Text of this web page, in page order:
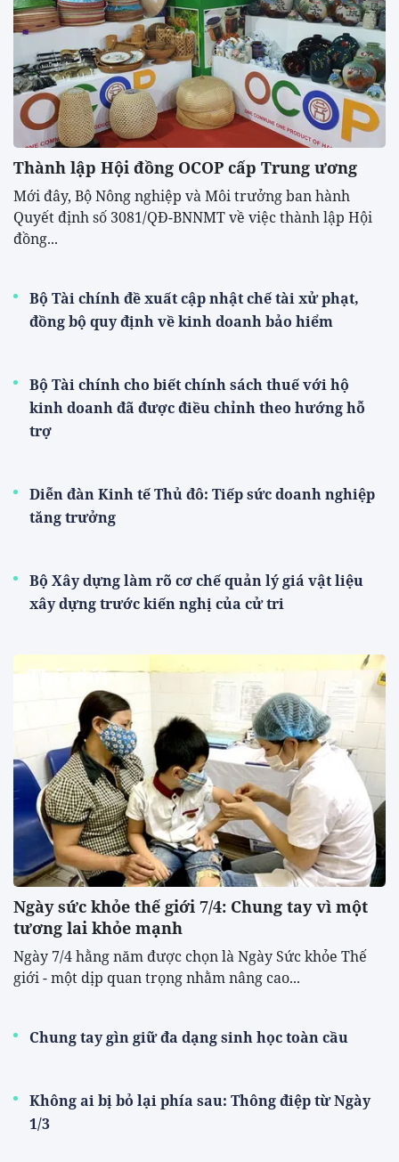
Thành lập Hội đồng OCOP cấp Trung ương
Mới đây, Bộ Nông nghiệp và Môi trưởng ban hành
Quyết định số 3081/QĐ-BNNMT về việc thành lập Hội
đồng...
Bộ Tài chính đề xuất cập nhật chế tài xử phạt,
đồng bộ quy định về kinh doanh bảo hiểm
Bộ Tài chính cho biết chính sách thuế với hộ
kinh doanh đã được điều chỉnh theo hướng hỗ
trợ
Diễn đàn Kinh tế Thủ đô: Tiếp sức doanh nghiệp
tăng trưởng
Bộ Xây dựng làm rõ cơ chế quản lý giá vật liệu
xây dựng trước kiến nghị của cử tri
Thế giới
Ngày sức khỏe thế giới 7/4: Chung tay vì một
tương lai khỏe mạnh
Ngày 7/4 hằng năm được chọn là Ngày Sức khỏe Thế
giới - một dịp quan trọng nhằm nâng cao...
Chung tay gìn giữ đa dạng sinh học toàn cầu
Không ai bị bỏ lại phía sau: Thông điệp từ Ngày
1/3